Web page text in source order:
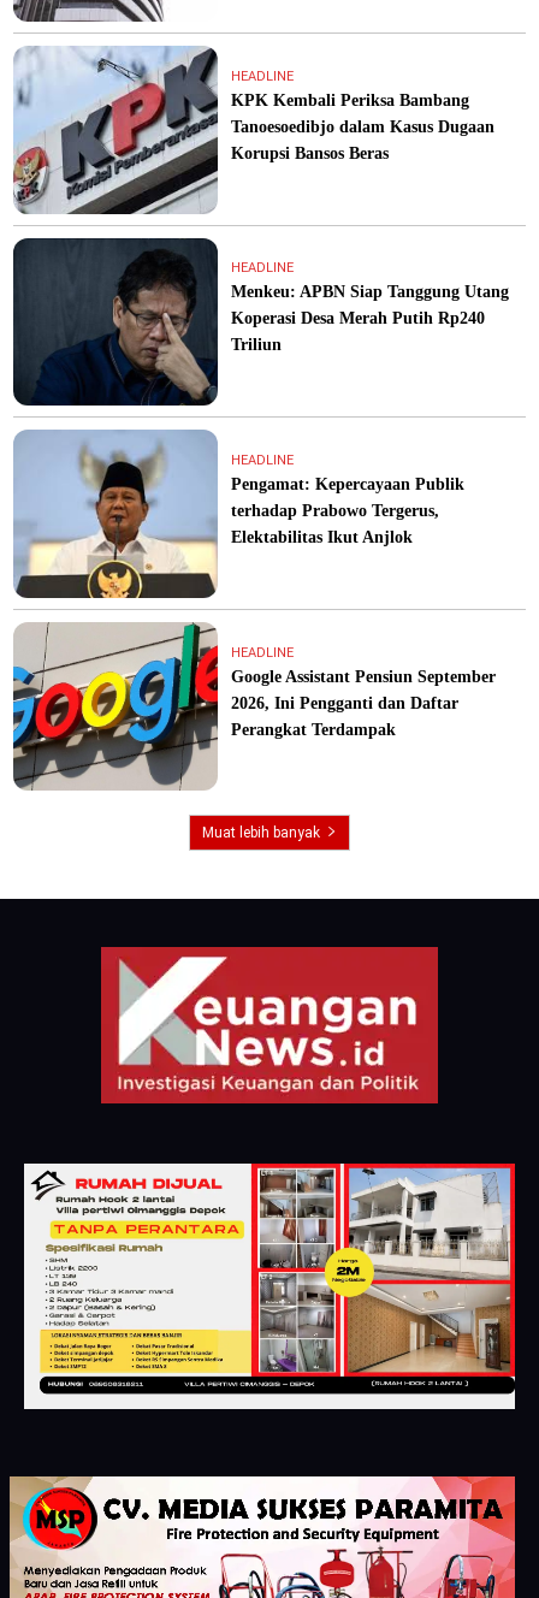
HEADLINE
KPK Kembali Periksa Bambang
Tanoesoedibjo dalam Kasus Dugaan
Korupsi Bansos Beras
HEADLINE
Menkeu: APBN Siap Tanggung Utang
Koperasi Desa Merah Putih Rp240
Triliun
HEADLINE
Pengamat: Kepercayaan Publik
terhadap Prabowo Tergerus,
Elektabilitas Ikut Anjlok
HEADLINE
Google Assistant Pensiun September
2026, Ini Pengganti dan Daftar
Perangkat Terdampak
Muat lebih banyak